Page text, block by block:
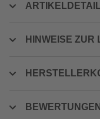
HINWEISE ZUR
BEWERTUNGEN